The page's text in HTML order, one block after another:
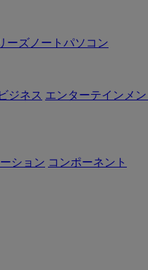
ーズノートパソコン
ビジネス エンターテインメン
ション コンポーネント